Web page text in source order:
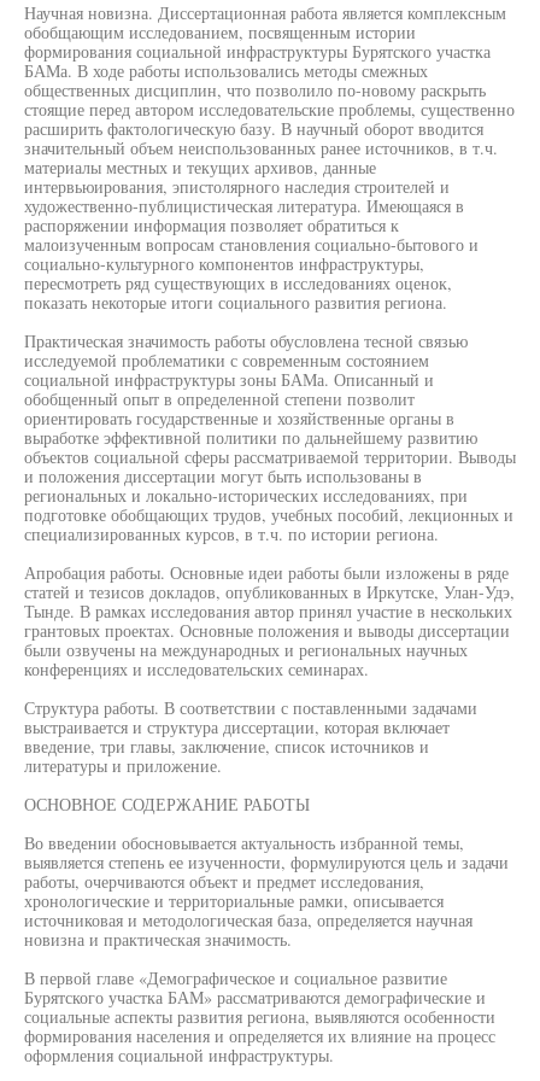
Научная новизна. Диссертационная работа является комплексным
обобщающим исследованием, посвященным истории
формирования социальной инфраструктуры Бурятского участка
БАМа. В ходе работы использовались методы смежных
общественных дисциплин, что позволило по-новому раскрыть
стоящие перед автором исследовательские проблемы, существенно
расширить фактологическую базу. В научный оборот вводится
значительный объем неиспользованных ранее источников, в т.ч.
материалы местных и текущих архивов, данные
интервьюирования, эпистолярного наследия строителей и
художественно-публицистическая литература. Имеющаяся в
распоряжении информация позволяет обратиться к
малоизученным вопросам становления социально-бытового и
социально-культурного компонентов инфраструктуры,
пересмотреть ряд существующих в исследованиях оценок,
показать некоторые итоги социального развития региона.
Практическая значимость работы обусловлена тесной связью
исследуемой проблематики с современным состоянием
социальной инфраструктуры зоны БАМа. Описанный и
обобщенный опыт в определенной степени позволит
ориентировать государственные и хозяйственные органы в
выработке эффективной политики по дальнейшему развитию
объектов социальной сферы рассматриваемой территории. Выводы
и положения диссертации могут быть использованы в
региональных и локально-исторических исследованиях, при
подготовке обобщающих трудов, учебных пособий, лекционных и
специализированных курсов, в т.ч. по истории региона.
Апробация работы. Основные идеи работы были изложены в ряде
статей и тезисов докладов, опубликованных в Иркутске, Улан-Удэ,
Тынде. В рамках исследования автор принял участие в нескольких
грантовых проектах. Основные положения и выводы диссертации
были озвучены на международных и региональных научных
конференциях и исследовательских семинарах.
Структура работы. В соответствии с поставленными задачами
выстраивается и структура диссертации, которая включает
введение, три главы, заключение, список источников и
литературы и приложение.
ОСНОВНОЕ СОДЕРЖАНИЕ РАБОТЫ
Во введении обосновывается актуальность избранной темы,
выявляется степень ее изученности, формулируются цель и задачи
работы, очерчиваются объект и предмет исследования,
хронологические и территориальные рамки, описывается
источниковая и методологическая база, определяется научная
новизна и практическая значимость.
В первой главе «Демографическое и социальное развитие
Бурятского участка БАМ» рассматриваются демографические и
социальные аспекты развития региона, выявляются особенности
формирования населения и определяется их влияние на процесс
оформления социальной инфраструктуры.